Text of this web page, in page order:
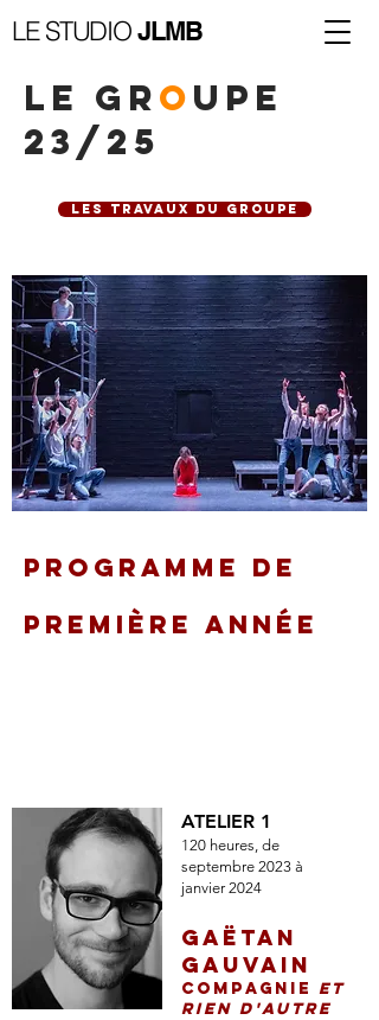
LE STUDIOJLMB
LE GROUPE
23/25
les travaux du groupe
PROGRAMME DE
PREMIÈRE ANNÉE
ATELIER 1
120 heures, de
septembre 2023 à
janvier 2024
GAËTAN
GAUVAIN
Compagnie et
rien d'autre